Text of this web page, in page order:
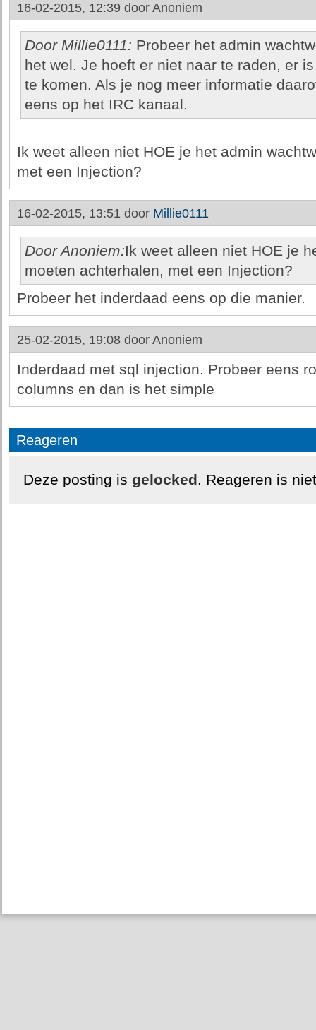
16-02-2015, 12:39 door Anoniem
Door Millie0111: Probeer het admin
het wel. Je hoeft er niet naar te raden, er
te komen. Als je nog meer informatie
eens op het IRC kanaal.
Ik weet alleen niet HOE je het admin
met een Injection?
16-02-2015, 13:51 door Millie0111
Door Anoniem:Ik weet alleen niet HOE je
moeten achterhalen, met een Injection?
Probeer het inderdaad eens op die manier.
25-02-2015, 19:08 door Anoniem
Inderdaad met sql injection. Probeer eens
columns en dan is het simple
Reageren
Deze posting is gelocked. Reageren is